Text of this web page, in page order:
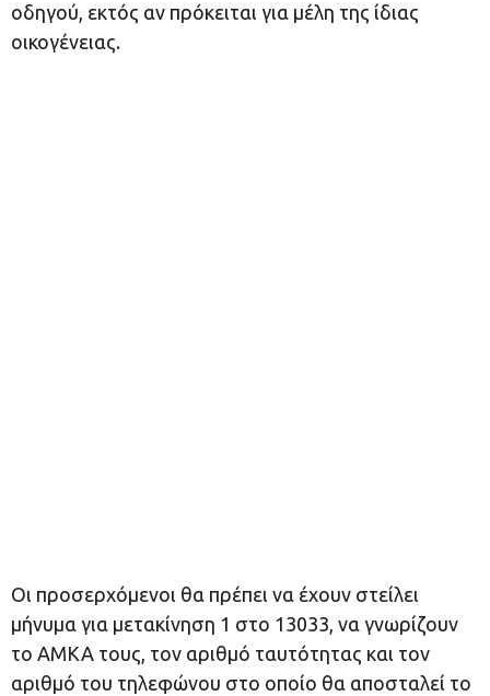
οδηγού, εκτός αν πρόκειται για μέλη της ίδιας
οικογένειας.
Οι προσερχόμενοι θα πρέπει να έχουν στείλει
μήνυμα για μετακίνηση 1 στο 13033, να γνωρίζουν
το ΑΜΚΑ τους, τον αριθμό ταυτότητας και τον
αριθμό του τηλεφώνου στο οποίο θα αποσταλεί το